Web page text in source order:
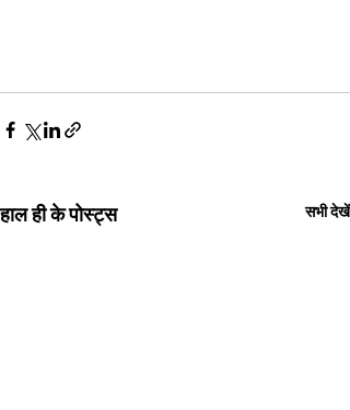
हाल ही के पोस्ट्स सभी देखें